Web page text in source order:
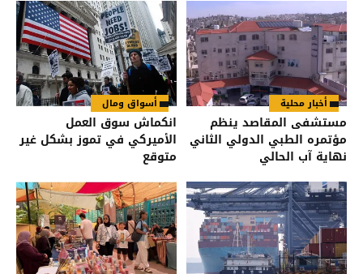
أخبار محلية
مستشفى المقاصد ينظم
مؤتمره الطبي الدولي الثاني
نهاية آب الحالي
أسواق ومال
انكماش سوق العمل
الأميركي في تموز بشكل غير
متوقع